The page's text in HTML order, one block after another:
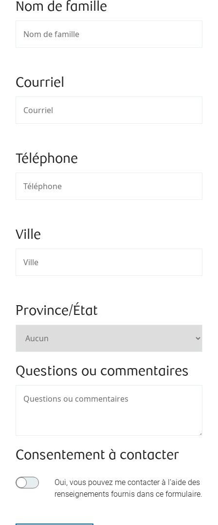
Nom de famille
Courriel
Téléphone
Ville
Province/État
Questions ou commentaires
Consentement à contacter
Oui, vous pouvez me contacter à l’aide des
renseignements fournis dans ce formulaire.